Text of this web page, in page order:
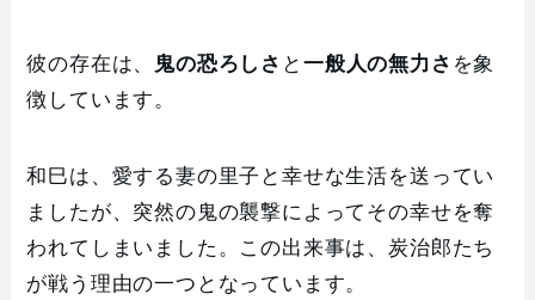
彼の存在は、 鬼の恐ろしさ と 一般人の無力さ を象
徴しています。
和巳は、愛する妻の里子と幸せな生活を送ってい
ましたが、突然の鬼の襲撃によってその幸せを奪
われてしまいました。この出来事は、炭治郎たち
が戦う理由の一つとなっています。